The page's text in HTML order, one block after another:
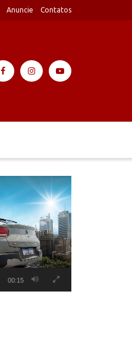
Anuncie Contatos
00:15